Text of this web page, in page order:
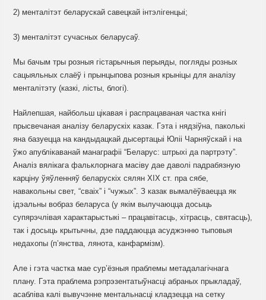
2) менталітэт беларускай савецкай інтэлігенцыі;
3) менталітэт сучасных беларусаў.
Мы бачым тры розныя гістарычныя перыяды, погляды розных
сацыяльных слаёў і прынцыпова розныя крыніцы для аналізу
менталітэту (казкі, лісты, блогі).
Найлепшая, найбольш цікавая і распрацаваная частка кнігі
прысвечаная аналізу беларускіх казак. Гэта і нядзіўна, паколькі
яна базуецца на кандыдацкай дысертацыі Юліі Чарняўскай і на
ўжо апублікаванай манаграфіі “Беларус: штрыхі да партрэту”.
Аналіз вялікага фальклорнага масіву дае даволі падрабязную
карціну ўяўленняў беларускіх сялян XIX ст. пра сябе,
навакольны свет, “сваіх” і “чужых”. З казак вымалёўваецца як
ідэальны вобраз беларуса (у якім вылучаюцца досыць
супярэчлівая характарыстыкі – працавітасць, хітрасць, святасць),
так і досыць крытычны, дзе паддаюцца асуджэнню тыповыя
недахопы (п’янства, лянота, канфармізм).
Але і гэта частка мае сур’ёзныя праблемы метадалагічнага
плану. Гэта праблема рэпрэзентатыўнасці абраных прыкладаў,
асабліва калі вывучэнне ментальнасці кладзецца на сетку